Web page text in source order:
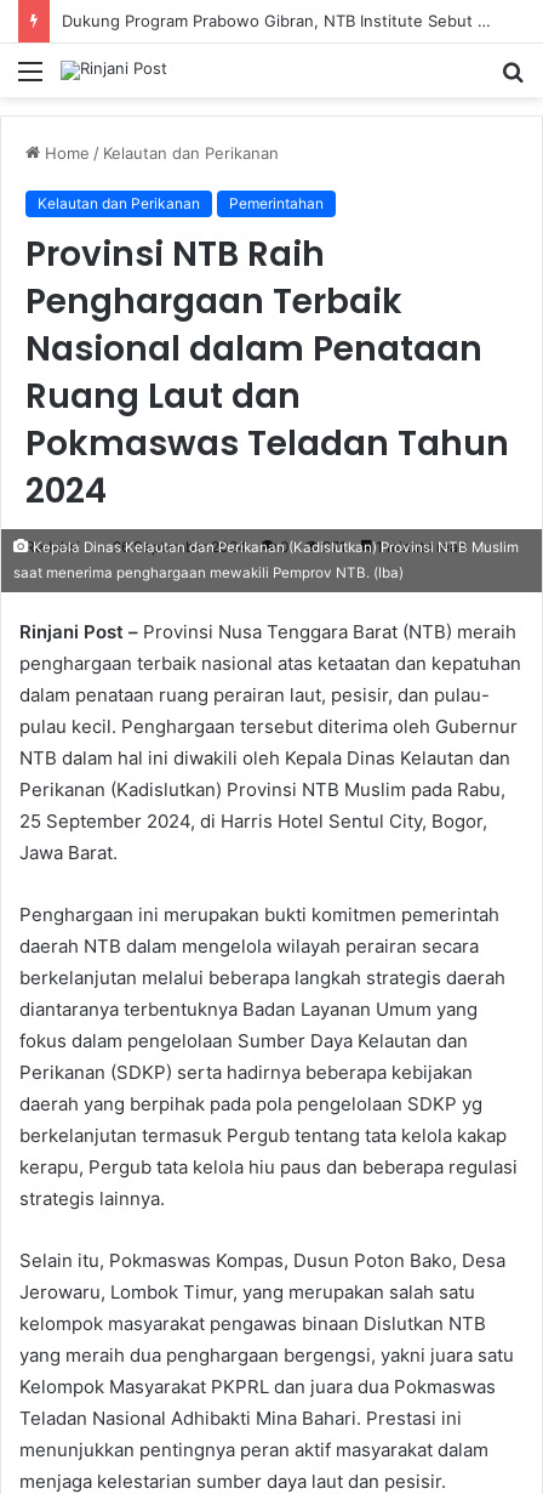
Dukung Program Prabowo Gibran, NTB Institute Sebut MBG dan Kopdes Solusi Percepatan Pembangunan Daerah 3T
Menu
Home / Kelautan dan Perikanan
Kelautan dan Perikanan Pemerintahan
Provinsi NTB Raih
Penghargaan Terbaik
Nasional dalam Penataan
Ruang Laut dan
Pokmaswas Teladan Tahun
2024
Redaksi 26 September 2024 0 271 1 minute read
Kepala Dinas Kelautan dan Perikanan (Kadislutkan) Provinsi NTB Muslim
saat menerima penghargaan mewakili Pemprov NTB. (Iba)
Rinjani Post – Provinsi Nusa Tenggara Barat (NTB) meraih
penghargaan terbaik nasional atas ketaatan dan kepatuhan
dalam penataan ruang perairan laut, pesisir, dan pulau-
pulau kecil. Penghargaan tersebut diterima oleh Gubernur
NTB dalam hal ini diwakili oleh Kepala Dinas Kelautan dan
Perikanan (Kadislutkan) Provinsi NTB Muslim pada Rabu,
25 September 2024, di Harris Hotel Sentul City, Bogor,
Jawa Barat.
Penghargaan ini merupakan bukti komitmen pemerintah
daerah NTB dalam mengelola wilayah perairan secara
berkelanjutan melalui beberapa langkah strategis daerah
diantaranya terbentuknya Badan Layanan Umum yang
fokus dalam pengelolaan Sumber Daya Kelautan dan
Perikanan (SDKP) serta hadirnya beberapa kebijakan
daerah yang berpihak pada pola pengelolaan SDKP yg
berkelanjutan termasuk Pergub tentang tata kelola kakap
kerapu, Pergub tata kelola hiu paus dan beberapa regulasi
strategis lainnya.
Selain itu, Pokmaswas Kompas, Dusun Poton Bako, Desa
Jerowaru, Lombok Timur, yang merupakan salah satu
kelompok masyarakat pengawas binaan Dislutkan NTB
yang meraih dua penghargaan bergengsi, yakni juara satu
Kelompok Masyarakat PKPRL dan juara dua Pokmaswas
Teladan Nasional Adhibakti Mina Bahari. Prestasi ini
menunjukkan pentingnya peran aktif masyarakat dalam
menjaga kelestarian sumber daya laut dan pesisir.